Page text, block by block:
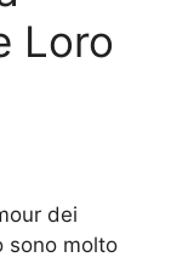
Loro
dei
sono molto